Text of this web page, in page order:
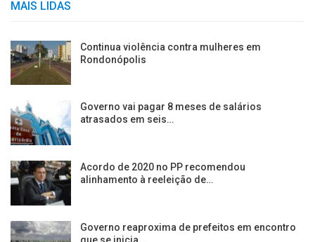
MAIS LIDAS
Continua violência contra mulheres em
Rondonópolis
Governo vai pagar 8 meses de salários
atrasados em seis…
Acordo de 2020 no PP recomendou
alinhamento à reeleição de…
Governo reaproxima de prefeitos em encontro
que se inicia…